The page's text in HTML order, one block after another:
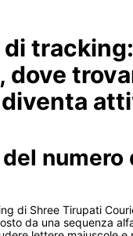
di tracking:
dove
numero
di Shree Tirupati
da una sequenza